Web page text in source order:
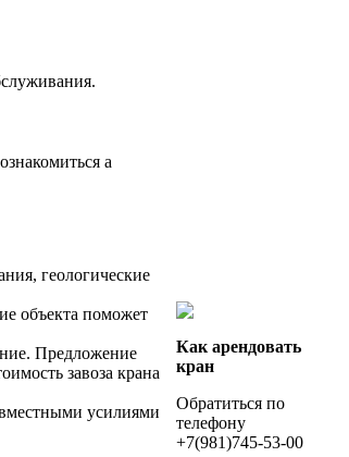
а
геологические
объекта поможет
Предложение
завоза крана
усилиями
Как арендовать
кран
Обратиться по
телефону
+7(981)745-53-00